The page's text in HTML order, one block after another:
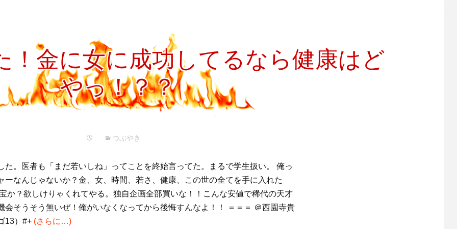
！金に女に成功してるなら健康はど
やっ！？？
つぶやき
た。医者も「まだ若いしね」ってことを終始言ってた。まるで学生扱い。 俺っ
ーなんじゃないか？金、女、時間、若さ、健康、この世の全てを手に入れた
？欲しけりゃくれてやる。独自企画全部買いな！！こんな安値で稀代の天才
会そうそう無いぜ！俺がいなくなってから後悔すんなよ！！ ＝＝＝ ＠西園寺貴
13）#+ (さらに…)